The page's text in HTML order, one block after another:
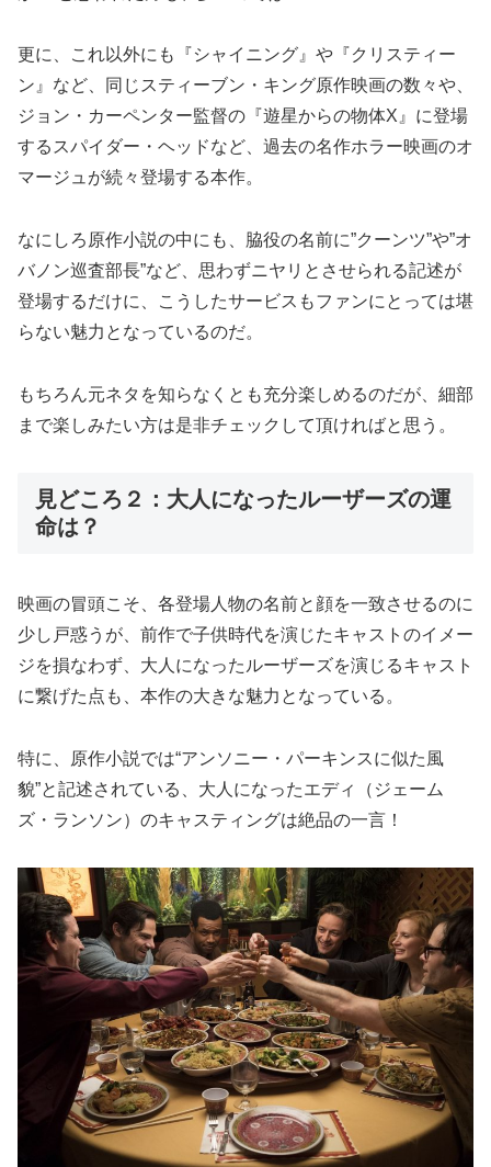
更に、これ以外にも『シャイニング』や『クリスティー
ン』など、同じスティーブン・キング原作映画の数々や、
ジョン・カーペンター監督の『遊星からの物体X』に登場
するスパイダー・ヘッドなど、過去の名作ホラー映画のオ
マージュが続々登場する本作。
なにしろ原作小説の中にも、脇役の名前に”クーンツ”や”オ
バノン巡査部長”など、思わずニヤリとさせられる記述が
登場するだけに、こうしたサービスもファンにとっては堪
らない魅力となっているのだ。
もちろん元ネタを知らなくとも充分楽しめるのだが、細部
まで楽しみたい方は是非チェックして頂ければと思う。
見どころ２：大人になったルーザーズの運
命は？
映画の冒頭こそ、各登場人物の名前と顔を一致させるのに
少し戸惑うが、前作で子供時代を演じたキャストのイメー
ジを損なわず、大人になったルーザーズを演じるキャスト
に繋げた点も、本作の大きな魅力となっている。
特に、原作小説では“アンソニー・パーキンスに似た風
貌”と記述されている、大人になったエディ（ジェーム
ズ・ランソン）のキャスティングは絶品の一言！